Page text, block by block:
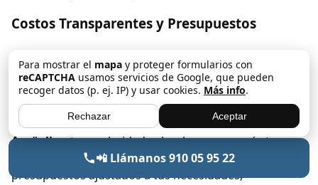
Costos Transparentes y Presupuestos
Busca empresas que ofrezcan presupuestos claros y
detallados sin costos ocultos. En una ciudad como
Madrid, donde el costo de vida varía
significativamente entre barrios comoRetiro
Argüelles, tener claridad sobre lo que pagarás te
brindará tranquilidad. Empresas comoAltoria
presupuestos ajustados a tus necesidades,
📲 Llámanos 910 05 95 22
Para mostrar el mapa y proteger formularios con
reCAPTCHA usamos servicios de Google, que pueden
recoger datos (p. ej. IP) y usar cookies. Más info.
Rechazar Aceptar